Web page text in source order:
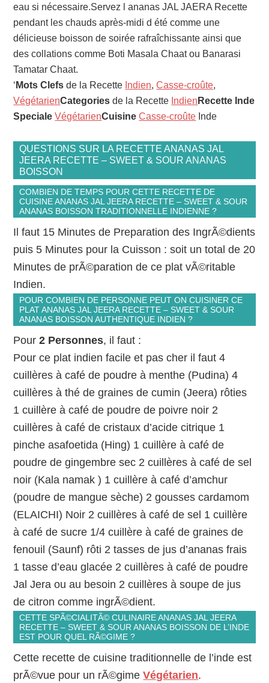
eau si nécessaire.Servez l ananas JAL JAERA Recette
pendant les chauds après-midi d été comme une
délicieuse boisson de soirée rafraîchissante ainsi que
des collations comme Boti Masala Chaat ou Banarasi
Tamatar Chaat.
‘ Mots Clefs de la Recette Indien,Casse-croûte,
VégétarienCategories de la Recette Indien Recette Inde
SpecialeVégétarienCuisineCasse-croûte Inde
QUESTIONS SUR LA RECETTE ANANAS JAL
JEERA RECETTE – SWEET & SOUR ANANAS
BOISSON
COMBIEN DE TEMPS POUR CETTE RECETTE DE
CUISINE ANANAS JAL JEERA RECETTE – SWEET & SOUR
ANANAS BOISSON TRADITIONNELLE INDIENNE ?
Il faut 15 Minutes de Preparation des IngrÃ©dients
puis 5 Minutes pour la Cuisson : soit un total de 20
Minutes de prÃ©paration de ce plat vÃ©ritable
Indien.
POUR COMBIEN DE PERSONNE PEUT ON CUISINER CE
PLAT ANANAS JAL JEERA RECETTE – SWEET & SOUR
ANANAS BOISSON AUTHENTIQUE INDIEN ?
Pour2 Personnes, il faut :
Pour ce plat indien facile et pas cher il faut 4
cuillères à café de poudre à menthe (Pudina) 4
cuillères à thé de graines de cumin (Jeera) rôties
1 cuillère à café de poudre de poivre noir 2
cuillères à café de cristaux d’acide citrique 1
pinche asafoetida (Hing) 1 cuillère à café de
poudre de gingembre sec 2 cuillères à café de sel
noir (Kala namak ) 1 cuillère à café d’amchur
(poudre de mangue sèche) 2 gousses cardamom
(ELAICHI) Noir 2 cuillères à café de sel 1 cuillère
à café de sucre 1/4 cuillère à café de graines de
fenouil (Saunf) rôti 2 tasses de jus d’ananas frais
1 tasse d’eau glacée 2 cuillères à café de poudre
Jal Jera ou au besoin 2 cuillères à soupe de jus
de citron comme ingrÃ©dient.
CETTE SPÃ©CIALITÃ© CULINAIRE ANANAS JAL JEERA
RECETTE – SWEET & SOUR ANANAS BOISSON DE L’INDE
EST POUR QUEL RÃ©GIME ?
Cette recette de cuisine traditionnelle de l’inde est
prÃ©vue pour un rÃ©gimeVégétarien.